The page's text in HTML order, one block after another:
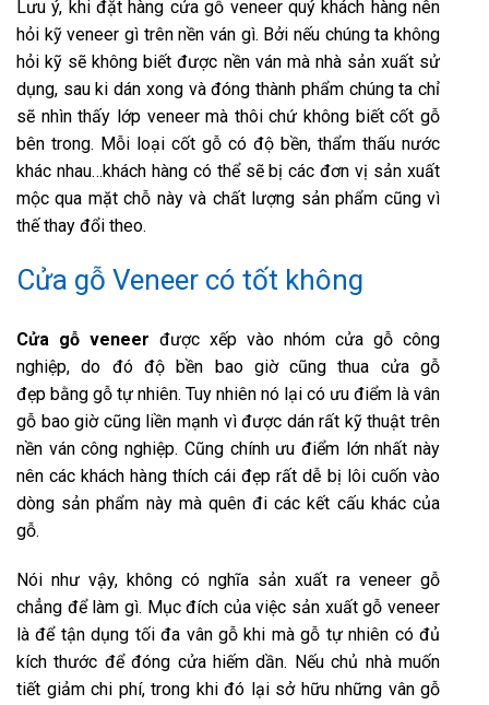
Lưu ý, khi đặt hàng cửa gỗ veneer quý khách hàng nên
hỏi kỹ veneer gì trên nền ván gì. Bởi nếu chúng ta không
hỏi kỹ sẽ không biết được nền ván mà nhà sản xuất sử
dụng, sau ki dán xong và đóng thành phẩm chúng ta chỉ
sẽ nhìn thấy lớp veneer mà thôi chứ không biết cốt gỗ
bên trong. Mỗi loại cốt gỗ có độ bền, thẩm thấu nước
khác nhau…khách hàng có thể sẽ bị các đơn vị sản xuất
mộc qua mặt chỗ này và chất lượng sản phẩm cũng vì
thế thay đổi theo.
Cửa gỗ Veneer có tốt không
Cửa gỗ veneer được xếp vào nhóm cửa gỗ công
nghiệp, do đó độ bền bao giờ cũng thua cửa gỗ
đẹp bằng gỗ tự nhiên. Tuy nhiên nó lại có ưu điểm là vân
gỗ bao giờ cũng liền mạnh vì được dán rất kỹ thuật trên
nền ván công nghiệp. Cũng chính ưu điểm lớn nhất này
nên các khách hàng thích cái đẹp rất dễ bị lôi cuốn vào
dòng sản phẩm này mà quên đi các kết cấu khác của
gỗ.
Nói như vậy, không có nghĩa sản xuất ra veneer gỗ
chẳng để làm gì. Mục đích của việc sản xuất gỗ veneer
là để tận dụng tối đa vân gỗ khi mà gỗ tự nhiên có đủ
kích thước để đóng cửa hiếm dần. Nếu chủ nhà muốn
tiết giảm chi phí, trong khi đó lại sở hữu những vân gỗ